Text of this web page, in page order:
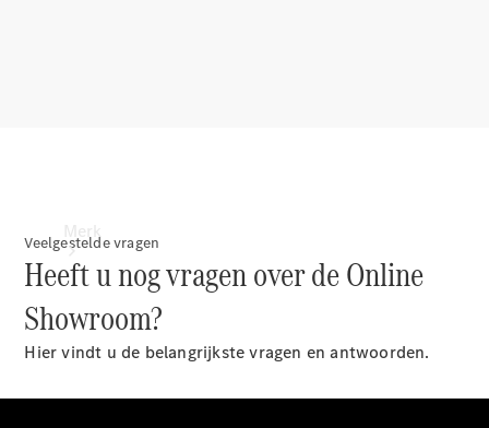
Ontdek ons
Veelgestelde vragen
Heeft u nog vragen over de Online
Showroom?
Hier vindt u de belangrijkste vragen en antwoorden.